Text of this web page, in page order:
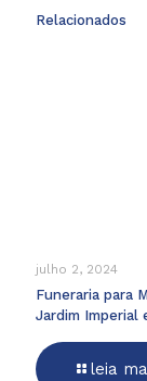
Relacionados
julho 2, 2024
Funeraria para
Jardim Imperial
leia